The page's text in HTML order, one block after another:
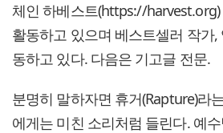
체인 하베스트(https://
활동하고 있으며 베스트셀러 작가
동하고 있다. 다음은 기고글 전문.
분명히 말하자면 휴거(Rapture)라
에게는 미친 소리처럼 들린다. 예